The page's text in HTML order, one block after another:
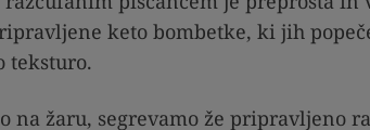
keto bombetke, ki jih
teksturo.
na žaru, segrevamo že pripravljeno